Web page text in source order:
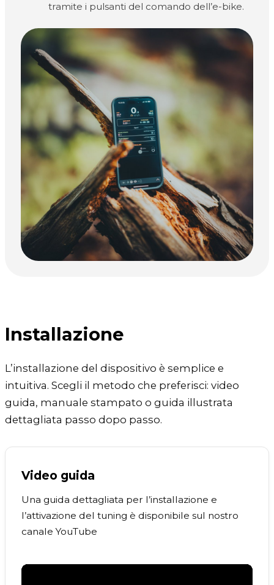
tramite i pulsanti del comando dell’e-bike.
Installazione
L’installazione del dispositivo è semplice e
intuitiva. Scegli il metodo che preferisci: video
guida, manuale stampato o guida illustrata
dettagliata passo dopo passo.
Video guida
Una guida dettagliata per l’installazione e
l’attivazione del tuning è disponibile sul nostro
canale YouTube